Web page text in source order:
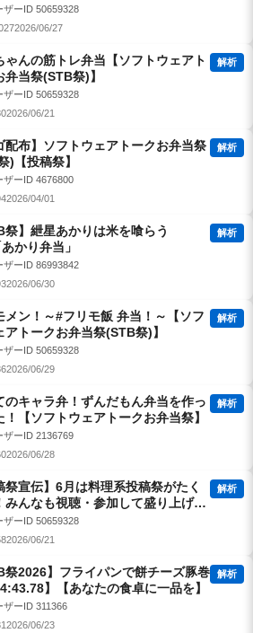
料理祭】
ザーID 50659328
2026/06/27
ゃんの筋トレ弁当【ソフトウェアト
弁当祭(STB祭)】
解析
ザーID 50659328
2026/06/21
配布】ソフトウェアトークお弁当祭
)【投稿祭】
解析
ザーID 4676800
2026/04/01
祭】紲星あかりは米を喰らう
かり弁当」
解析
ザーID 86993842
2026/06/30
メン！～#フリモ飯 弁当！～【ソフ
アトークお弁当祭(STB祭)】
解析
ザーID 50659328
2026/06/29
のキャラ弁！ずんだもん弁当を作っ
！【ソフトウェアトークお弁当祭】
解析
ザーID 2136769
2026/06/28
祭宣伝】6月は料理系投稿祭がたく
みんなも視聴・参加して盛り上げよ
ともも感謝祭】
解析
ザーID 50659328
2026/06/21
祭2026】フライパンで餅チーズ豚巻
】【あなたの食卓に一品を】
解析
ザーID 311366
2026/06/23